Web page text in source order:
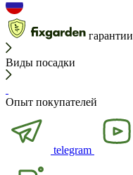
гарантии
Виды посадки
Опыт покупателей
telegram